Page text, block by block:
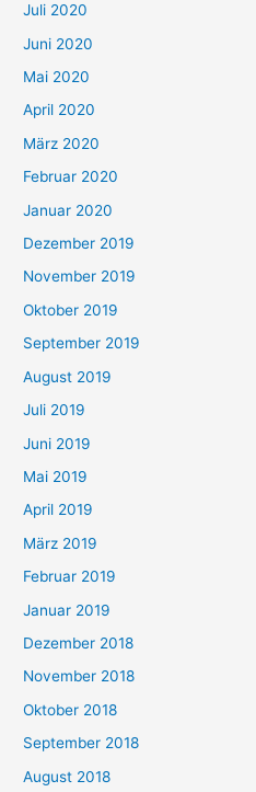
Juli 2020
Juni 2020
Mai 2020
April 2020
März 2020
Februar 2020
Januar 2020
Dezember 2019
November 2019
Oktober 2019
September 2019
August 2019
Juli 2019
Juni 2019
Mai 2019
April 2019
März 2019
Februar 2019
Januar 2019
Dezember 2018
November 2018
Oktober 2018
September 2018
August 2018